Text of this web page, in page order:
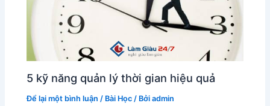
5 kỹ năng quản lý thời gian hiệu quả
Để lại một bình luận / Bài Học / Bởiadmin